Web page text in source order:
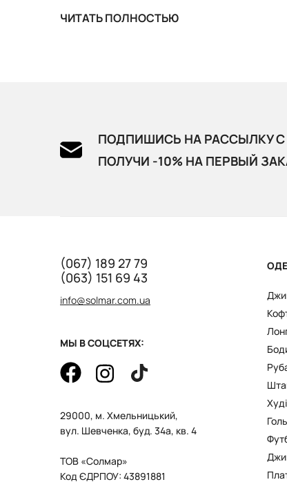
ЧИТАТЬ ПОЛНОСТЬЮ
ПОДПИШИСЬ НА РАССЫЛКУ С
ПОЛУЧИ -10% НА ПЕРВЫЙ
(067) 189 27 79
(063) 151 69 43
info@solmar.com.ua
МЫ В СОЦСЕТЯХ:
29000, м. Хмельницький,
вул. Шевченка, буд. 34а, кв. 4
ТОВ «Солмар»
Код ЄДРПОУ: 43891881